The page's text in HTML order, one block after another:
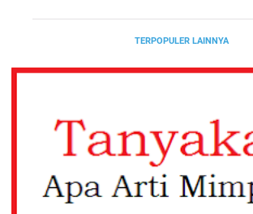
TERPOPULER LAINNYA